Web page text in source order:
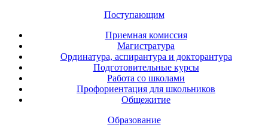
Поступающим
Приемная комиссия
Магистратура
Ординатура, аспирантура и докторантура
Подготовительные курсы
Работа со школами
Профориентация для школьников
Общежитие
Образование